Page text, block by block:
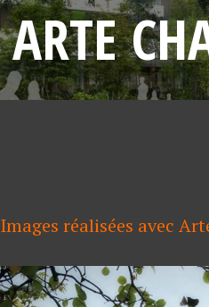
ARTE
Images réalisées avec